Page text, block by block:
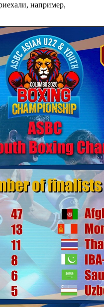
например,